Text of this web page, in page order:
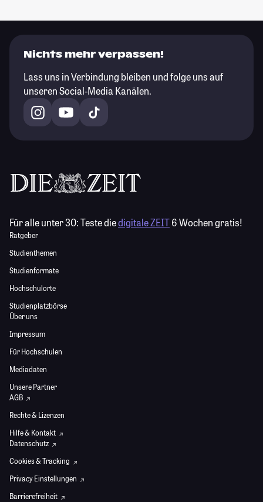
Nichts mehr verpassen!
Lass uns in Verbindung bleiben und folge uns auf
unseren Social-Media Kanälen.
Für alle unter 30:Teste diedigitale ZEIT6 Wochen gratis!
Ratgeber
Studienthemen
Studienformate
Hochschulorte
Studienplatzbörse
Über uns
Impressum
Für Hochschulen
Mediadaten
Unsere Partner
AGB
Rechte & Lizenzen
Hilfe & Kontakt
Datenschutz
Cookies & Tracking
Privacy Einstellungen
Barrierefreiheit